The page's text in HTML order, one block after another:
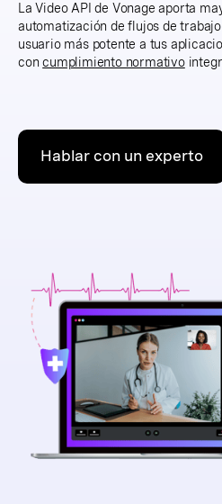
La Video API de Vonage aporta
automatización de flujos de
usuario más potente a tus
concumplimiento normativo
Hablar con un experto